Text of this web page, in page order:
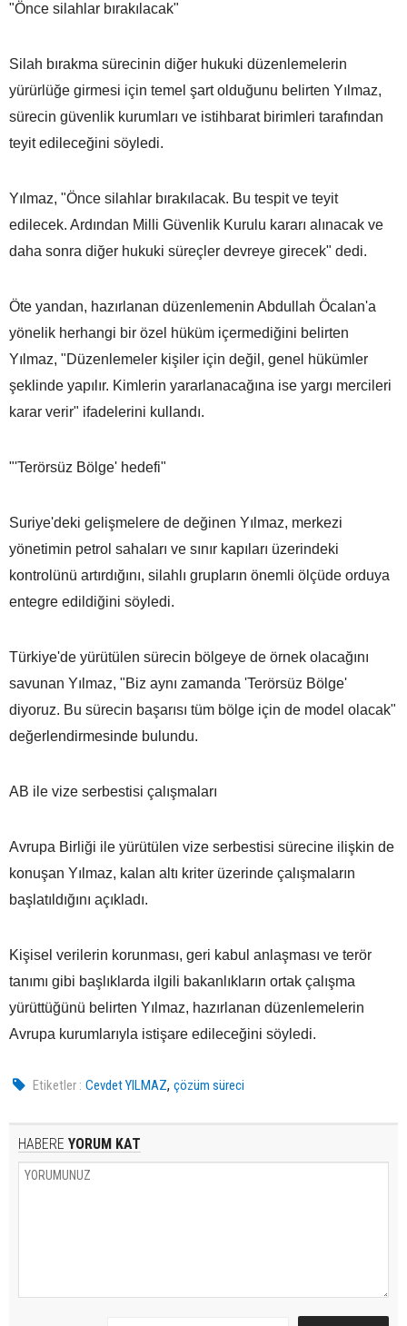
"Önce silahlar bırakılacak"
Silah bırakma sürecinin diğer hukuki düzenlemelerin
yürürlüğe girmesi için temel şart olduğunu belirten Yılmaz,
sürecin güvenlik kurumları ve istihbarat birimleri tarafından
teyit edileceğini söyledi.
Yılmaz, "Önce silahlar bırakılacak. Bu tespit ve teyit
edilecek. Ardından Milli Güvenlik Kurulu kararı alınacak ve
daha sonra diğer hukuki süreçler devreye girecek" dedi.
Öte yandan, hazırlanan düzenlemenin Abdullah Öcalan'a
yönelik herhangi bir özel hüküm içermediğini belirten
Yılmaz, "Düzenlemeler kişiler için değil, genel hükümler
şeklinde yapılır. Kimlerin yararlanacağına ise yargı mercileri
karar verir" ifadelerini kullandı.
"'Terörsüz Bölge' hedefi"
Suriye'deki gelişmelere de değinen Yılmaz, merkezi
yönetimin petrol sahaları ve sınır kapıları üzerindeki
kontrolünü artırdığını, silahlı grupların önemli ölçüde orduya
entegre edildiğini söyledi.
Türkiye'de yürütülen sürecin bölgeye de örnek olacağını
savunan Yılmaz, "Biz aynı zamanda 'Terörsüz Bölge'
diyoruz. Bu sürecin başarısı tüm bölge için de model olacak"
değerlendirmesinde bulundu.
AB ile vize serbestisi çalışmaları
Avrupa Birliği ile yürütülen vize serbestisi sürecine ilişkin de
konuşan Yılmaz, kalan altı kriter üzerinde çalışmaların
başlatıldığını açıkladı.
Kişisel verilerin korunması, geri kabul anlaşması ve terör
tanımı gibi başlıklarda ilgili bakanlıkların ortak çalışma
yürüttüğünü belirten Yılmaz, hazırlanan düzenlemelerin
Avrupa kurumlarıyla istişare edileceğini söyledi.
Etiketler : Cevdet YILMAZ,çözüm süreci
HABERE YORUM KAT